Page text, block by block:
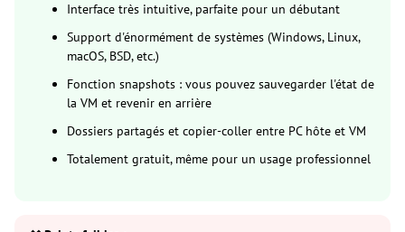
Interface très intuitive, parfaite pour un débutant
Support d'énormément de systèmes (Windows, Linux,
macOS, BSD, etc.)
Fonction snapshots : vous pouvez sauvegarder l'état de
la VM et revenir en arrière
Dossiers partagés et copier-coller entre PC hôte et VM
Totalement gratuit, même pour un usage professionnel